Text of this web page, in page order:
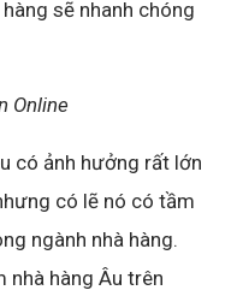
sẽ nhanh chóng
Online
có ảnh hưởng rất lớn
có lẽ nó có tầm
ngành nhà hàng.
nhà hàng Âu trên